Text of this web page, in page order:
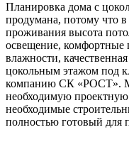
Планировка дома с
продумана, потому что
проживания высота
освещение, комфортные
влажности,
цокольным этажом под
компанию СК «РОСТ».
необходимую
необходимые
полностью готовый для